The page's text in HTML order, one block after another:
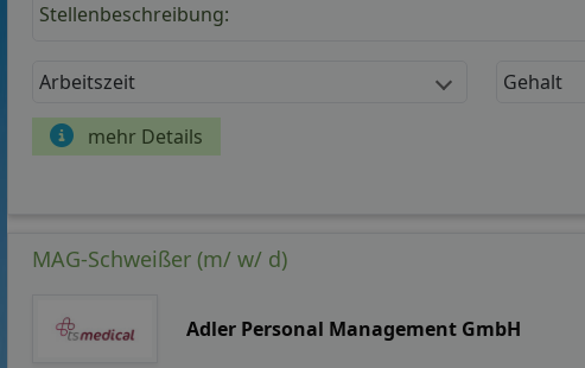
Stellenbeschreibung:
Arbeitszeit Gehalt
mehr Details
MAG-Schweißer (m/ w/ d)
Adler Personal Management GmbH